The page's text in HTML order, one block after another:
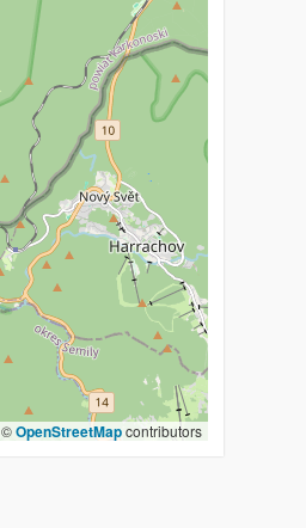
©OpenStreetMapcontributors